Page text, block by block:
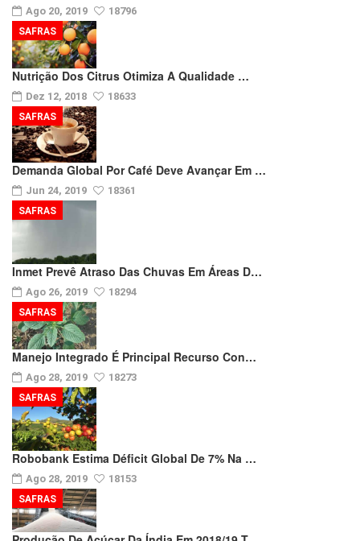
Ago 20, 2019 18796
Nutrição Dos Citrus Otimiza A Qualidade …
Dez 12, 2018 18633
SAFRAS
Demanda Global Por Café Deve Avançar Em …
Jun 24, 2019 18361
SAFRAS
Inmet Prevê Atraso Das Chuvas Em Áreas D…
Ago 26, 2019 18294
SAFRAS
Manejo Integrado É Principal Recurso Con…
Ago 28, 2019 18273
SAFRAS
Robobank Estima Déficit Global De 7% Na …
Ago 28, 2019 18153
SAFRAS
SAFRAS